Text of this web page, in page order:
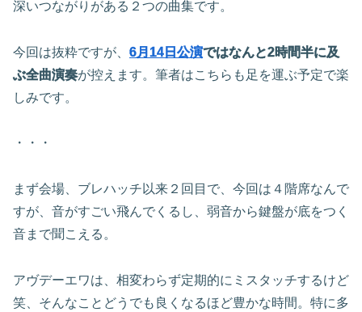
深いつながりがある２つの曲集です。
今回は抜粋ですが、 6月14日公演ではなんと2時間半に及
ぶ全曲演奏が控えます。筆者はこちらも足を運ぶ予定で楽
しみです。
・・・
まず会場、ブレハッチ以来２回目で、今回は４階席なんで
すが、音がすごい飛んでくるし、弱音から鍵盤が底をつく
音まで聞こえる。
アヴデーエワは、相変わらず定期的にミスタッチするけど
笑、そんなことどうでも良くなるほど豊かな時間。特に多